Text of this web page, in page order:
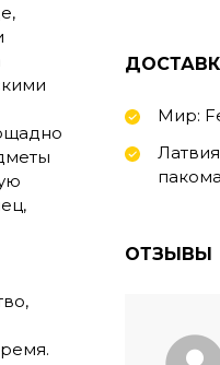
Мир:
ОТЗЫВЫ